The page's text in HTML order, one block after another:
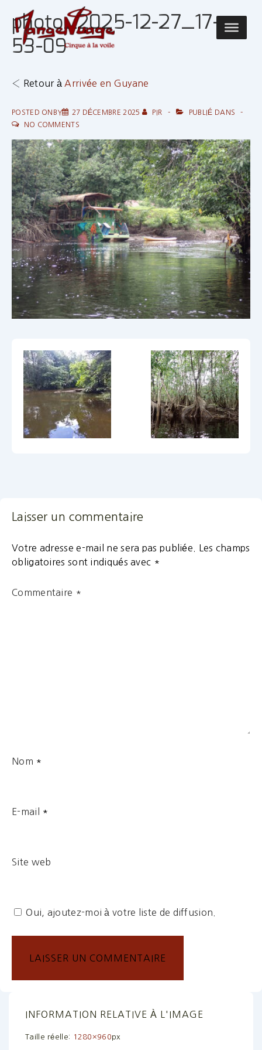
passer
contenu
Main
photo_2025-12-27_17-
53-09
‹ Retour à Arrivée en Guyane
POSTED ONBY 27 DÉCEMBRE 2025 PIR
PUBLIÉ DANS
NO COMMENTS
Laisser un commentaire
Votre adresse e-mail ne sera pas publiée.
Les champs
obligatoires sont indiqués avec *
Commentaire *
Nom *
E-mail *
Site web
Oui, ajoutez-moi à votre liste de diffusion.
INFORMATION RELATIVE À L'IMAGE
Taille réelle: 1280×960px